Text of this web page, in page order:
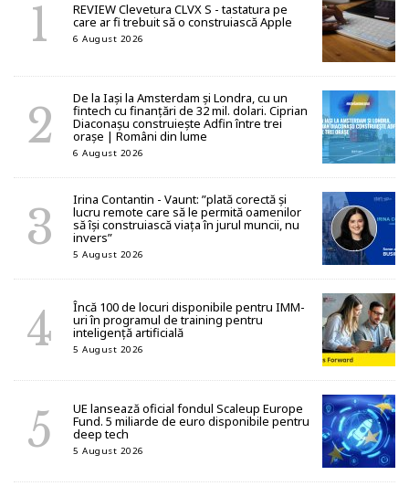
REVIEW Clevetura CLVX S - tastatura pe
care ar fi trebuit să o construiască Apple
6 August 2026
De la Iași la Amsterdam și Londra, cu un
fintech cu finanțări de 32 mil. dolari. Ciprian
Diaconașu construiește Adfin între trei
orașe | Români din lume
6 August 2026
Irina Contantin - Vaunt: ”plată corectă și
lucru remote care să le permită oamenilor
să își construiască viața în jurul muncii, nu
invers”
5 August 2026
Încă 100 de locuri disponibile pentru IMM-
uri în programul de training pentru
inteligență artificială
5 August 2026
UE lansează oficial fondul Scaleup Europe
Fund. 5 miliarde de euro disponibile pentru
deep tech
5 August 2026